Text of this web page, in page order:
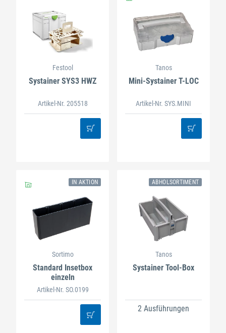
Festool
Systainer SYS3 HWZ
Artikel-Nr. 205518
Tanos
Mini-Systainer T-LOC
Artikel-Nr. SYS.MINI
IN AKTION
Sortimo
Standard Insetbox
einzeln
Artikel-Nr. SO.0199
ABHOLSORTIMENT
Tanos
Systainer Tool-Box
2 Ausführungen